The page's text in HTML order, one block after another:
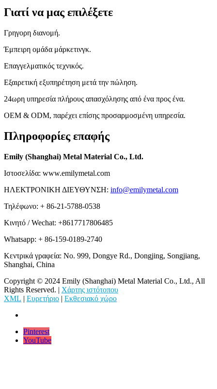
Γιατί να μας επιλέξετε
Γρηγορη διανομή.
Έμπειρη ομάδα μάρκετινγκ.
Επαγγελματικός τεχνικός.
Εξαιρετική εξυπηρέτηση μετά την πώληση.
24ωρη υπηρεσία πλήρους απασχόλησης από ένα προς ένα.
OEM & ODM, παρέχει επίσης προσαρμοσμένη υπηρεσία.
Πληροφορίες επαφής
Emily (Shanghai) Metal Material Co., Ltd.
Ιστοσελίδα: www.emilymetal.com
ΗΛΕΚΤΡΟΝΙΚΗ ΔΙΕΥΘΥΝΣΗ: info@emilymetal.com
Τηλέφωνο: + 86-21-5788-0538
Κινητό / Wechat: +8617717806485
Whatsapp: + 86-159-0189-2740
Κεντρικά γραφεία: No. 999, Dongye Rd., Dongjing, Songjiang,
Shanghai, China
Copyright © 2024 Emily (Shanghai) Metal Material Co., Ltd., All
Rights Reserved. | Χάρτης ιστότοπου
XML | Ευρετήριο | Εκθεσιακό χώρο
Pinterest
YouTube